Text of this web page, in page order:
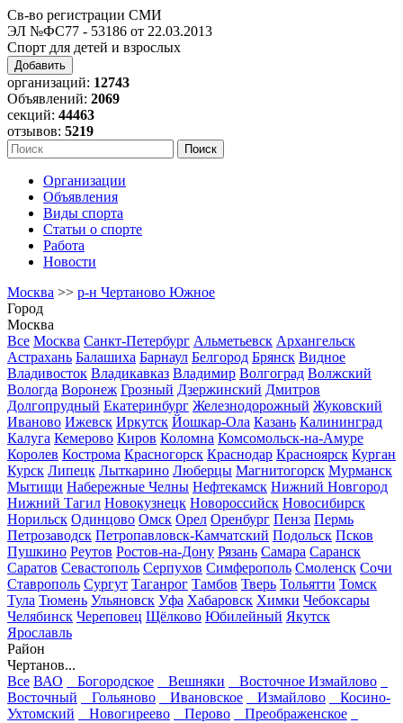
Св-во регистрации СМИ
ЭЛ №ФС77 - 53186 от 22.03.2013
Спорт для детей и взрослых
Добавить
организаций: 12743
Объявлений: 2069
секций: 44463
отзывов: 5219
Организации
Объявления
Виды спорта
Статьи о спорте
Работа
Новости
Москва >> р-н Чертаново Южное
Город
Москва
Все Москва Санкт-Петербург Альметьевск Архангельск
Астрахань Балашиха Барнаул Белгород Брянск Видное
Владивосток Владикавказ Владимир Волгоград Волжский
Вологда Воронеж Грозный Дзержинский Дмитров
Долгопрудный Екатеринбург Железнодорожный Жуковский
Иваново Ижевск Иркутск Йошкар-Ола Казань Калининград
Калуга Кемерово Киров Коломна Комсомольск-на-Амуре
Королев Кострома Красногорск Краснодар Красноярск Курган
Курск Липецк Лыткарино Люберцы Магнитогорск Мурманск
Мытищи Набережные Челны Нефтекамск Нижний Новгород
Нижний Тагил Новокузнецк Новороссийск Новосибирск
Норильск Одинцово Омск Орел Оренбург Пенза Пермь
Петрозаводск Петропавловск-Камчатский Подольск Псков
Пушкино Реутов Ростов-на-Дону Рязань Самара Саранск
Саратов Севастополь Серпухов Симферополь Смоленск Сочи
Ставрополь Сургут Таганрог Тамбов Тверь Тольятти Томск
Тула Тюмень Ульяновск Уфа Хабаровск Химки Чебоксары
Челябинск Череповец Щёлково Юбилейный Якутск
Ярославль
Район
Чертанов...
Все ВАО Богородское Вешняки
Восточное Измайлово
Восточный
Гольяново Ивановское Измайлово
Косино-
Ухтомский
Новогиреево Перово
Преображенское